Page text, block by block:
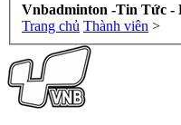
Vnbadminton -Tin Tức -
Trang chủ Thành viên >